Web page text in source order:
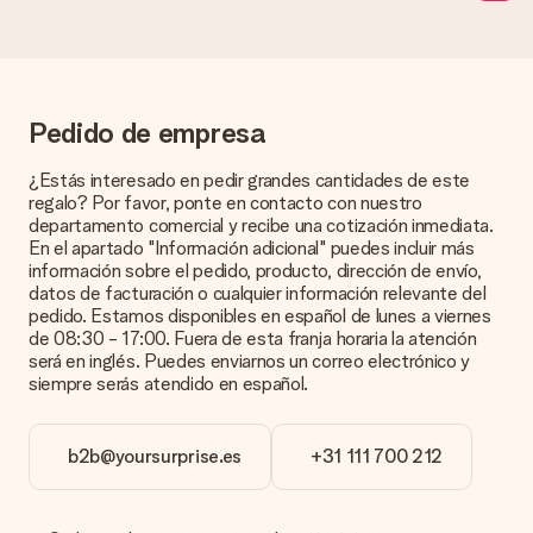
¿Cómo agrego una tarjeta de regalo a mi obsequio? /
¿Qué es exactamente una tarjeta de regalo?
Al hacer clic en 'Tarjeta gratis' en la cesta de la compra,
puedes agregar la tarjeta gratuita a tu regalo. Puedes poner
un mensaje personal en esta tarjeta para que el destinatario
sepa exactamente a quién agradecer por esta hermosa
sorpresa.
¿Está envuelto mi regalo?
Actualmente, no tenemos (aún) un servicio de envoltura de
regalos para envolver tu presente. Los regalos se envían en
una caja decorada con motivos de fiesta. Así, tu obsequio
está listo para ser entregado o enviarse directamente al
Tiempo de entrega, opciones de entrega y
Pedido de empresa
¿Estás interesado en pedir grandes cantidades de este
regalo? Por favor, ponte en contacto con nuestro
departamento comercial y recibe una cotización inmediata.
En el apartado "Información adicional" puedes incluir más
información sobre el pedido, producto, dirección de envío,
datos de facturación o cualquier información relevante del
pedido. Estamos disponibles en español de lunes a viernes
de 08:30 - 17:00. Fuera de esta franja horaria la atención
será en inglés. Puedes enviarnos un correo electrónico y
siempre serás atendido en español.
b2b@yoursurprise.es +31 111 700 212